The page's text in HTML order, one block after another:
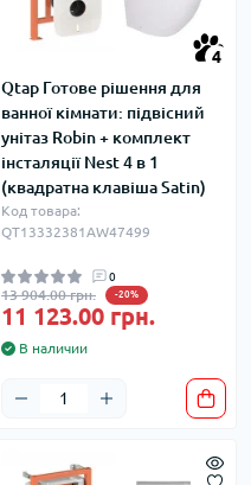
4
Qtap Готове рішення для
ванної кімнати: підвісний
унітаз Robin + комплект
інсталяції Nest 4 в 1
(квадратна клавіша Satin)
Код товара:
QT13332381AW47499
0
13 904.00 грн. -20%
11 123.00 грн.
В наличии